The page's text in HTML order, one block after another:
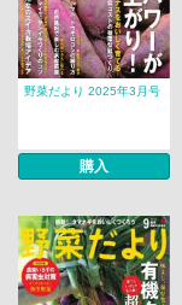
野菜だより 2025年3月号
購入